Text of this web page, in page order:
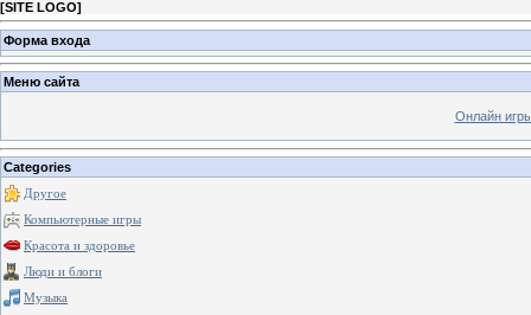
[SITE LOGO]
Форма входа
Меню сайта
Онлайн
Categories
Другое
Компьютерные игры
Красота и здоровье
Люди и блоги
Музыка